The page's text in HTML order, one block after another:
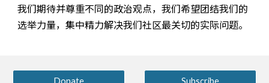
我们期待并尊重不同的政治观点，我们希望团结我们的
选举力量，集中精力解决我们社区最关切的实际问题。
Donate Subscribe